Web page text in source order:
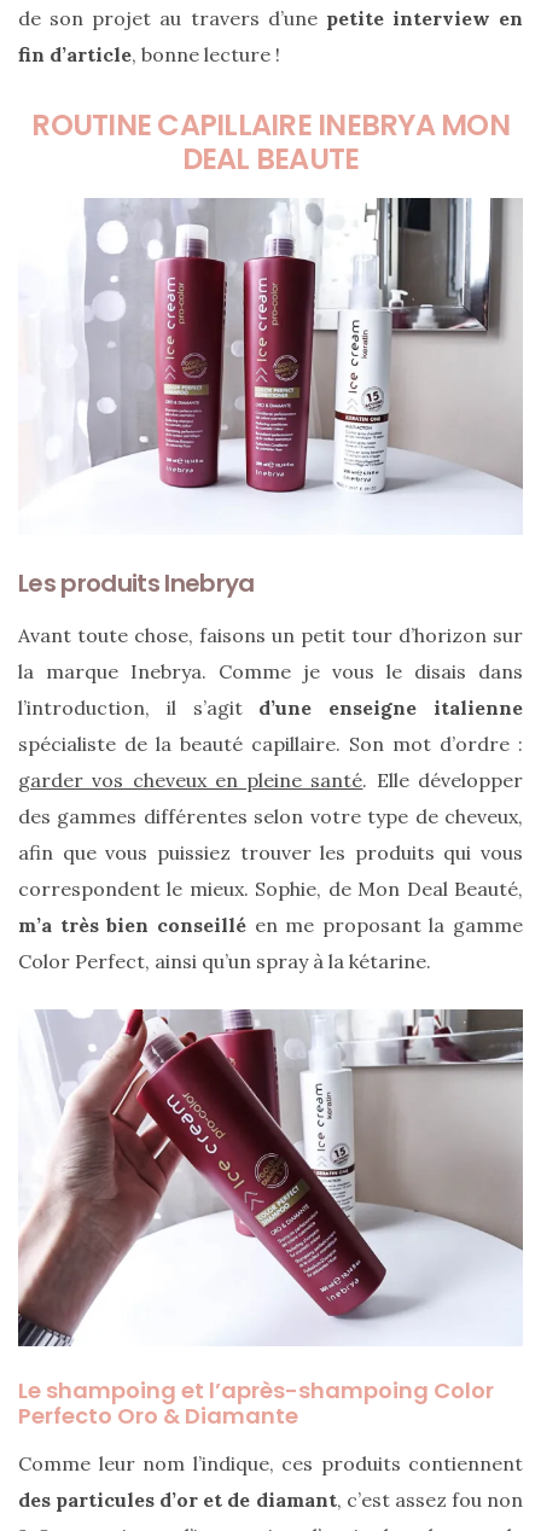
:
mon
avis
shopper
marron
30/05/2026
Ma
sélection
de
légers
tendance
pour
l’été
23/05/2026
Les
sacs
de son projet au travers d’une petite interview en
fin d’article, bonne lecture !
ROUTINE CAPILLAIRE INEBRYA MON
DEAL BEAUTE
Les produits Inebrya
Avant toute chose, faisons un petit tour d’horizon sur
la marque Inebrya. Comme je vous le disais dans
l’introduction, il s’agitd’une enseigne italienne
spécialiste de la beauté capillaire. Son mot d’ordre :
garder vos cheveux en pleine santé. Elle développer
des gammes différentes selon votre type de cheveux,
afin que vous puissiez trouver les produits qui vous
correspondent le mieux. Sophie, de Mon Deal Beauté,
m’a très bien conseilléen me proposant la gamme
Color Perfect, ainsi qu’un spray à la kétarine.
Le shampoing et l’après-shampoing Color
Perfecto Oro & Diamante
Comme leur nom l’indique, ces produits contiennent
des particules d’or et de diamant, c’est assez fou non